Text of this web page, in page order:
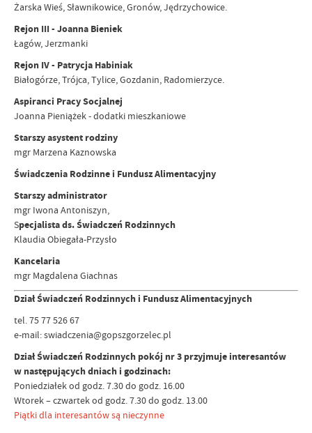
Żarska Wieś, Sławnikowice, Gronów, Jędrzychowice.
Rejon III - Joanna Bieniek
Łagów, Jerzmanki
Rejon IV - Patrycja Habiniak
Białogórze, Trójca, Tylice, Gozdanin, Radomierzyce.
Aspiranci Pracy Socjalnej
Joanna Pieniążek - dodatki mieszkaniowe
Starszy asystent rodziny
mgr Marzena Kaznowska
Świadczenia Rodzinne i Fundusz Alimentacyjny
Starszy administrator
mgr Iwona Antoniszyn,
Specjalista ds. Świadczeń Rodzinnych
Klaudia Obiegała-Przysło
Kancelaria
mgr Magdalena Giachnas
Dział Świadczeń Rodzinnych i Fundusz Alimentacyjnych
tel. 75 77 526 67
e-mail: swiadczenia@gopszgorzelec.pl
Dział Świadczeń Rodzinnych pokój nr 3 przyjmuje interesantów
w następujących dniach i godzinach:
Poniedziałek od godz. 7.30 do godz. 16.00
Wtorek – czwartek od godz. 7.30 do godz. 13.00
Piątki dla interesantów są nieczynne